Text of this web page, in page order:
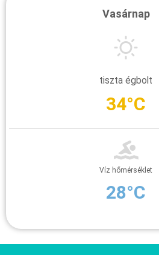
Vasárnap
tiszta égbolt
34°C
Víz hőmérséklet
28°C